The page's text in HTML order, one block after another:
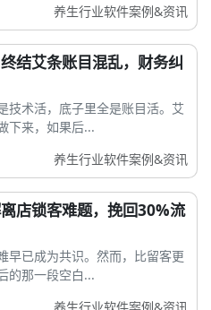
养生行业软件案例&资讯
结艾条账目混乱，财务纠
技术活，底子里全是账目活。艾
下来，如果后...
养生行业软件案例&资讯
店锁客难题，挽回30%流
早已成为共识。然而，比留客更
的那一段空白...
养生行业软件案例&资讯